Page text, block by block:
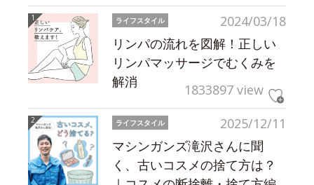
2024/03/18
ライフスタイル
リンパの流れを図解！正しい
リンパマッサージでむくみを
解消
1833897 view
2025/12/11
ライフスタイル
マシンガンズ滝沢さんに聞
く、古いコスメの捨て方は？